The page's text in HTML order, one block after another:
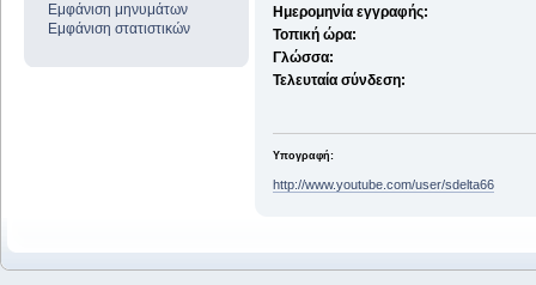
Εμφάνιση μηνυμάτων
Εμφάνιση στατιστικών
Ημερομηνία εγγραφής:
Τοπική ώρα:
Γλώσσα:
Τελευταία σύνδεση:
Υπογραφή:
http://www.youtube.com/user/sdelta66